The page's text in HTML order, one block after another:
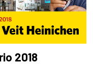
2018